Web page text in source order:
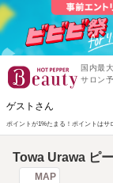
国内最
サロン
ゲストさん
ポイントが1%たまる！ ポイントはサ
Towa Urawa ピ
MAP